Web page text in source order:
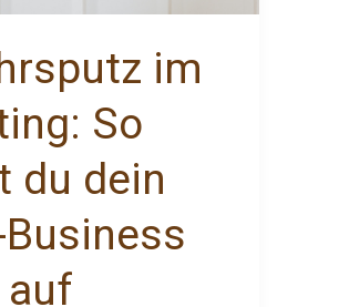
im
So
du dein